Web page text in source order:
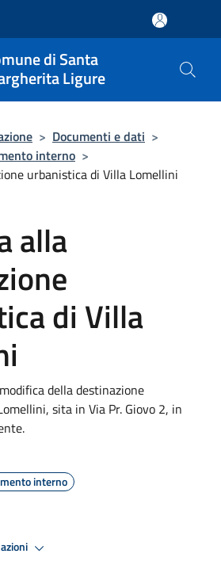
di Santa
Ligure
> Documenti e dati >
interno >
urbanistica di Villa Lomellini
alla
di Villa
della destinazione
sita in Via Pr. Giovo 2, in
interno